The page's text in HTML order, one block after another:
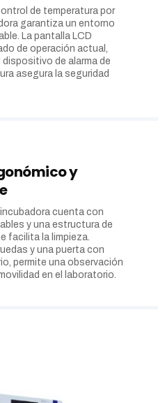
de temperatura por
garantiza un entorno
La pantalla LCD
de operación actual,
dispositivo de alarma de
asegura la seguridad
y
incubadora cuenta con
y una estructura de
facilita la limpieza.
y una puerta con
permite una observación
en el laboratorio.